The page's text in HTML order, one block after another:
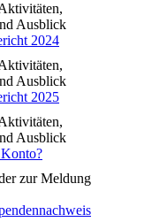
Ausblick
2024
Ausblick
2025
Ausblick
zur Meldung